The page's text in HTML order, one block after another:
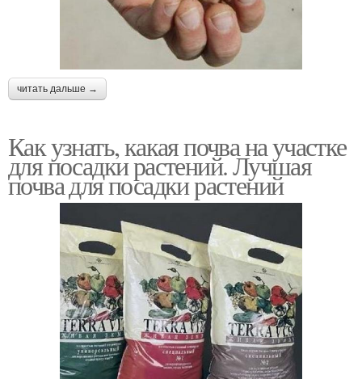
читать дальше →
Как узнать, какая почва на участке
для посадки растений. Лучшая
почва для посадки растений